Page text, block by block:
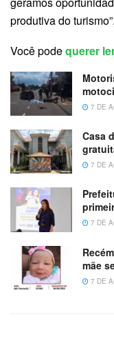
produtiva do turismo”.
Você podequerer
7 DE
Casa
7 DE
7 DE
mãe
7 DE